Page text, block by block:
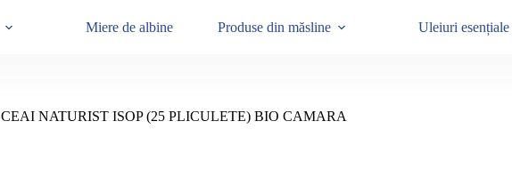
Miere de albine Produse din măsline Uleiuri esențiale
CEAI NATURIST ISOP (25 PLICULETE) BIO CAMARA